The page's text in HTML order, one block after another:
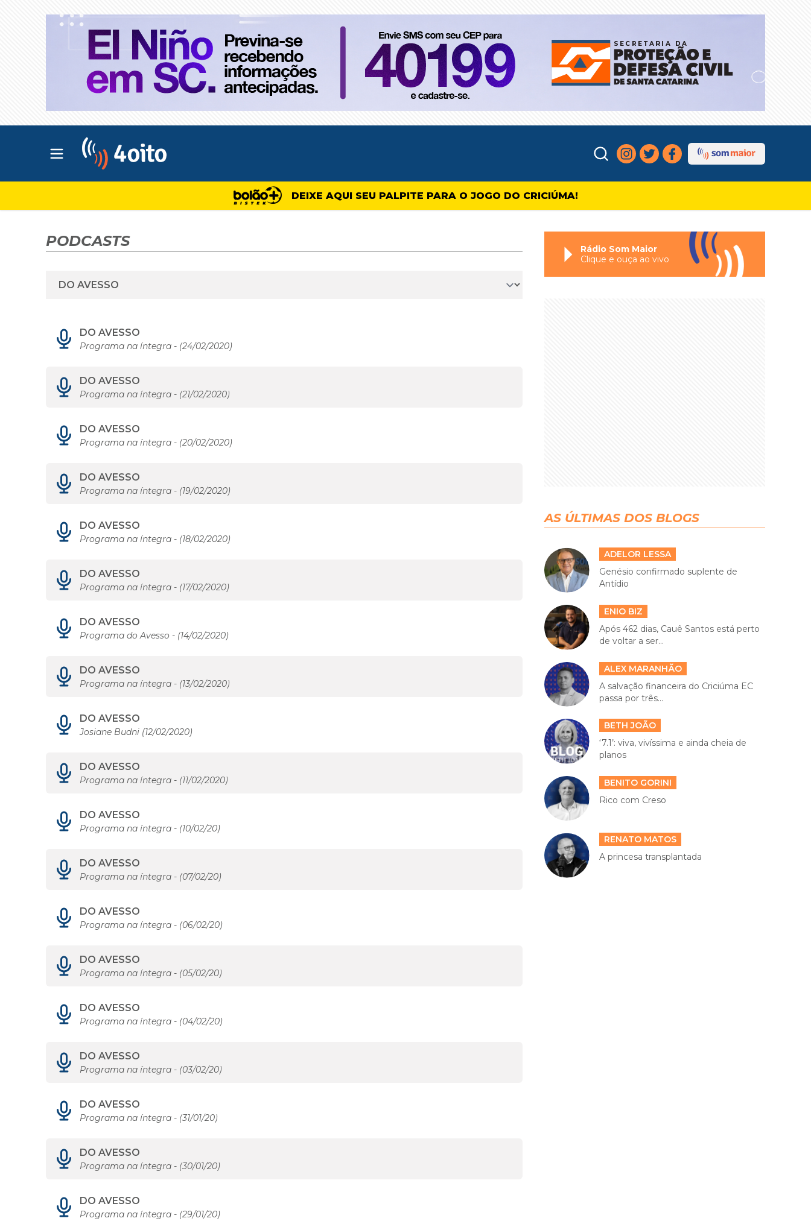
Abrir menu principal
DEIXE AQUI SEU PALPITE PARA O JOGO DO CRICIÚMA!
PODCASTS
DO AVESSO
Programa na íntegra - (24/02/2020)
DO AVESSO
Programa na íntegra - (21/02/2020)
DO AVESSO
Programa na íntegra - (20/02/2020)
DO AVESSO
Programa na íntegra - (19/02/2020)
DO AVESSO
Programa na íntegra - (18/02/2020)
DO AVESSO
Programa na íntegra - (17/02/2020)
DO AVESSO
Programa do Avesso - (14/02/2020)
DO AVESSO
Programa na íntegra - (13/02/2020)
DO AVESSO
Josiane Budni (12/02/2020)
DO AVESSO
Programa na íntegra - (11/02/2020)
DO AVESSO
Programa na íntegra - (10/02/20)
DO AVESSO
Programa na íntegra - (07/02/20)
DO AVESSO
Programa na íntegra - (06/02/20)
DO AVESSO
Programa na íntegra - (05/02/20)
DO AVESSO
Programa na íntegra - (04/02/20)
DO AVESSO
Programa na íntegra - (03/02/20)
DO AVESSO
Programa na íntegra - (31/01/20)
DO AVESSO
Programa na íntegra - (30/01/20)
DO AVESSO
Programa na íntegra - (29/01/20)
Rádio Som Maior
Clique e ouça ao vivo
AS ÚLTIMAS DOS BLOGS
ADELOR LESSA
Genésio confirmado suplente de
Antídio
ENIO BIZ
Após 462 dias, Cauê Santos está perto
de voltar a ser...
ALEX MARANHÃO
A salvação financeira do Criciúma EC
passa por três...
BETH JOÃO
‘7.1’: viva, vivíssima e ainda cheia de
planos
BENITO GORINI
Rico com Creso
RENATO MATOS
A princesa transplantada